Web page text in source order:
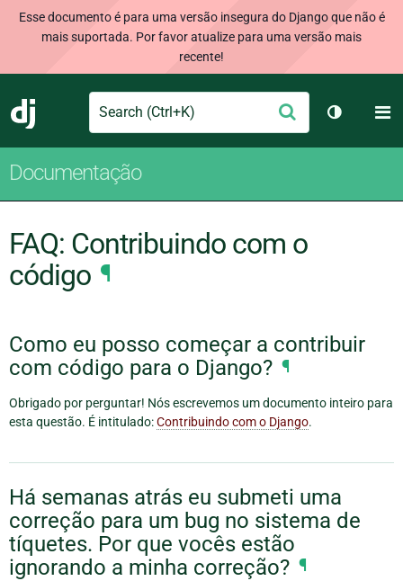
Esse documento é para uma versão insegura do Django que não é
mais suportada. Por favor atualize para uma versão mais
recente!
Django
Search Enviar
Alternar
Documentação
FAQ: Contribuindo com o
código ¶
Como eu posso começar a contribuir
com código para o Django? ¶
Obrigado por perguntar! Nós escrevemos um documento inteiro para
esta questão. É intitulado:Contribuindo com o Django.
Há semanas atrás eu submeti uma
correção para um bug no sistema de
tíquetes. Por que vocês estão
ignorando a minha correção? ¶